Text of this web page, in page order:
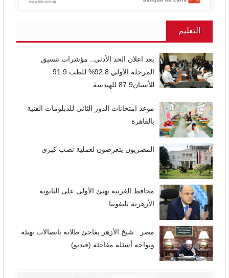
التعليم
بعد اعلان الحد الأدنى.. مؤشرات تنسيق
المرحلة الأولي 92.8% للطب 91.9
للأسنان87.9 للهندسة
موعد امتحانات الدور الثاني للدبلومات الفنية
بالقاهرة
المصريون يتعرضون لعملية نصب كبرى
محافظ الغربية يهنئ الأولى على الثانوية
الأزهرية تليفونيا
مصر : شيخ الأزهر يفاجئ طلابه باتصالات تهنئة
ويواجه أسئلة مفاجئة (فيديو)